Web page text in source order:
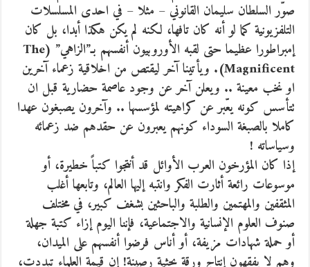
صوّر السلطان سليمان القانوني – مثلا – في احدى المسلسلات
التلفزيونية كما لو أنه كان تافها، لكنه لم يكن هكذا أبدا، بل كان
إمبراطورا عظيما حتى لقبه الأوروبيون أنفسهم بـ”الزاهي” (The
Magnificent). ويأتينا آخر ليقتص من اخلاقية زعماء آخرين
او نخب معينة .. ويعلن آخر عن وجود عاصمة حضارية قبل ان
تتأسس كونه يعّبر عن كراهيته لمؤسسها .. وآخرون يصبغون عهدا
كاملا بالصبغة السوداء كونهم يعبرون عن حقدهم ضد زعمائه
وسياساته !
إذا كان المؤرخون العرب الأوائل قد أنتجوا كتباً خطيرة، أو
موسوعات رائعة أثارت الفكر وانتبه إليها العالم، وتابعها أغلب
المثقفين والمهتمين والطلبة والباحثين بشغف كبير، في مختلف
صنوف العلوم الإنسانية والاجتماعية، فإننا اليوم إزاء كتبة جهلة
أو حملة شهادات مزيفة، أو أناس فرضوا أنفسهم على الميدان،